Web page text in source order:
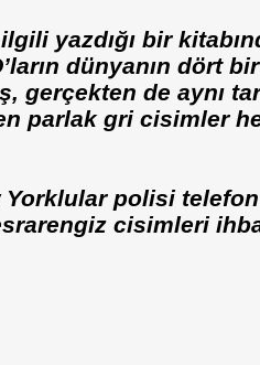
yazdığı bir
dünyanın dört
gerçekten de aynı
parlak gri cisimler
Yorklular polisi
cisimleri